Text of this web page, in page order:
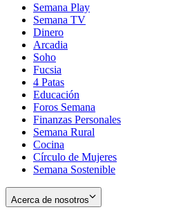
Semana Play
Semana TV
Dinero
Arcadia
Soho
in
new
window
Fucsia
in
new
window
4 Patas
Educación
Foros Semana
Finanzas Personales
Semana Rural
Cocina
Círculo de Mujeres
Semana Sostenible
Acerca de nosotros